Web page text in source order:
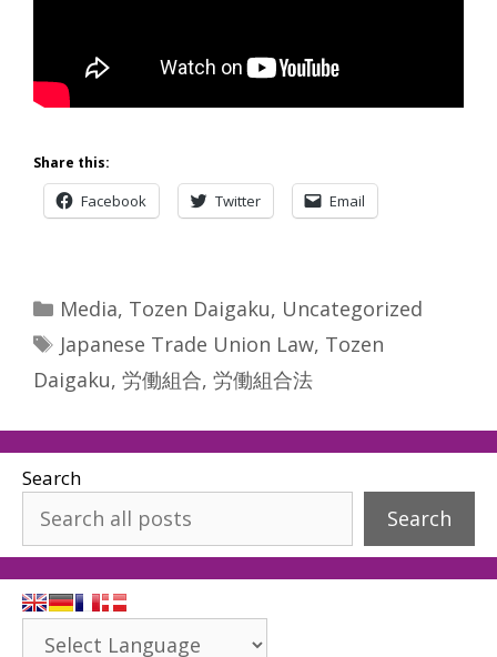
Share this:
Facebook Twitter Email
Categories
Media, Tozen Daigaku, Uncategorized
Tags
Japanese Trade Union Law, Tozen
Daigaku, 労働組合, 労働組合法
Search
Search